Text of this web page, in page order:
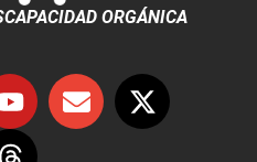
ORGÁNICA